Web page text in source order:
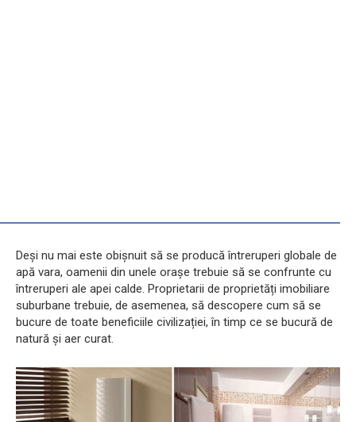
Deși nu mai este obișnuit să se producă întreruperi globale de
apă vara, oamenii din unele orașe trebuie să se confrunte cu
întreruperi ale apei calde. Proprietarii de proprietăți imobiliare
suburbane trebuie, de asemenea, să descopere cum să se
bucure de toate beneficiile civilizației, în timp ce se bucură de
natură și aer curat.